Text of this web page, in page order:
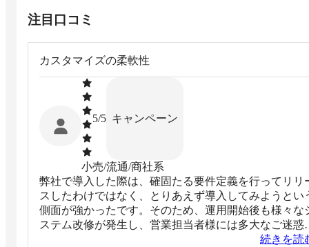
注目口コミ
カスタマイズの柔軟性
5/5 キャンペーン
小売/流通/商社系
弊社で導入した際は、確固たる要件定義を行ってリリ
スしたわけではなく、とりあえず導入してみようとい
側面が強かったです。そのため、運用開始後も様々な
ステム改修が発生し、営業担当者様には多大なご迷惑
おかけしてしまっていると感じています。 ただ、度重
続きを読